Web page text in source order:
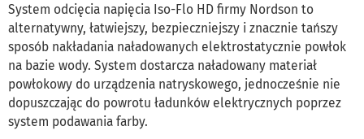
System odcięcia napięcia Iso-Flo HD firmy Nordson to
alternatywny, łatwiejszy, bezpieczniejszy i znacznie tańszy
sposób nakładania naładowanych elektrostatycznie powłok
na bazie wody. System dostarcza naładowany materiał
powłokowy do urządzenia natryskowego, jednocześnie nie
dopuszczając do powrotu ładunków elektrycznych poprzez
system podawania farby.